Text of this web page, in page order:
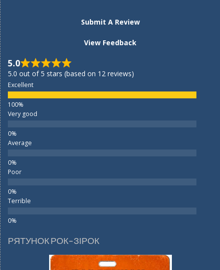
Submit A Review
View Feedback
5.0
5.0 out of 5 stars (based on 12 reviews)
Excellent
Very good
Average
Poor
Terrible
РЯТУНОК РОК-ЗІРОК